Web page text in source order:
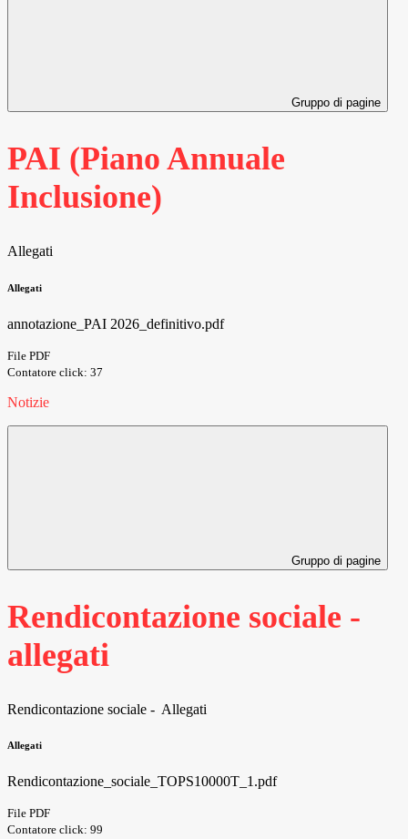
Gruppo di pagine
PAI (Piano Annuale
Inclusione)
Allegati
Allegati
annotazione_PAI 2026_definitivo.pdf
File PDF
Contatore click: 37
Notizie
Gruppo di pagine
Rendicontazione sociale -
allegati
Rendicontazione sociale - Allegati
Allegati
Rendicontazione_sociale_TOPS10000T_1.pdf
File PDF
Contatore click: 99